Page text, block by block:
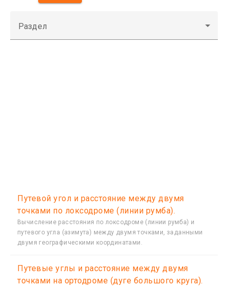
Раздел
Путевой угол и расстояние между двумя
точками по локсодроме (линии румба).
Вычисление расстояния по локсодроме (линии румба) и
путевого угла (азимута) между двумя точками, заданными
двумя географическими координатами.
Путевые углы и расстояние между двумя
точками на ортодроме (дуге большого круга).